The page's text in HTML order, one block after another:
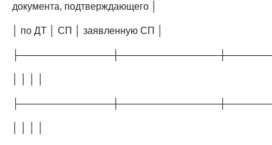
документа, подтверждающего │
│ по ДТ │ СП │ заявленную СП │